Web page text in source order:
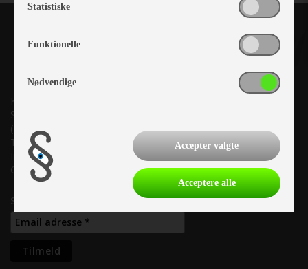
Kronjyllands Camping Center A/S
Suderholmen 10, 8960 Randers SØ
(Lige ud til Grenåvej)
Tlf. +45 87 10 98 70
Info@as-kcc.dk
CVR: 33 38 77 33
Samtykke til nyhedsbrev
Statistiske
Funktionelle
Nødvendige
Accepter valgte
Acceptere alle